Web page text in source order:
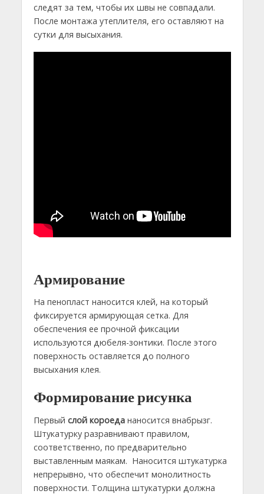
следят за тем, чтобы их швы не совпадали.
После монтажа утеплителя, его оставляют на
сутки для высыхания.
Армирование
На пенопласт наносится клей, на который
фиксируется армирующая сетка. Для
обеспечения ее прочной фиксации
используются дюбеля-зонтики. После этого
поверхность оставляется до полного
высыхания клея.
Формирование рисунка
Первый слой короедананосится внабрызг.
Штукатурку разравнивают правилом,
соответственно, по предварительно
выставленным маякам. Наносится штукатурка
непрерывно, что обеспечит монолитность
поверхности. Толщина штукатурки должна